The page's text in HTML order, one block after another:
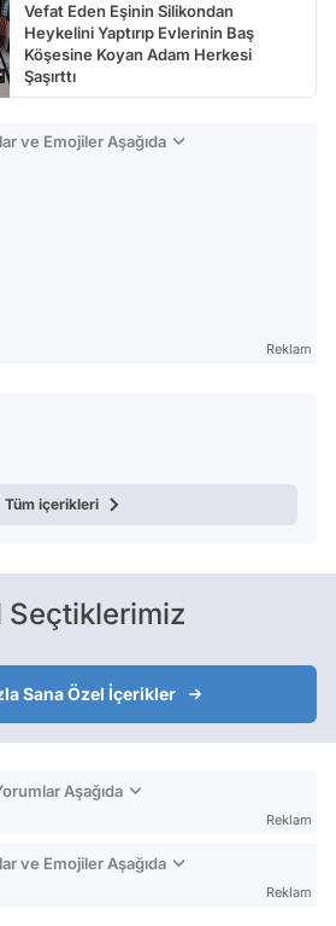
Vefat Eden Eşinin Silikondan
Heykelini Yaptırıp Evlerinin Baş
Köşesine Koyan Adam Herkesi
Şaşırttı
ve Emojiler Aşağıda
Reklam
Tüm içerikleri
Seçtiklerimiz
Sana Özel İçerikler
Aşağıda
Reklam
ve Emojiler Aşağıda
Reklam